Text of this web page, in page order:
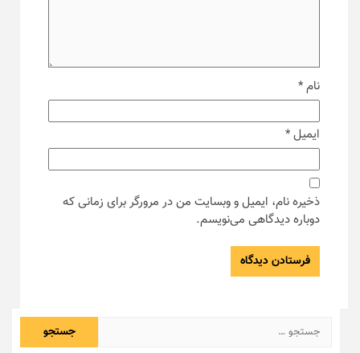
نام*
ایمیل*
ذخیره نام، ایمیل و وبسایت من در مرورگر برای زمانی که
دوباره دیدگاهی می‌نویسم.
جستجو
برای: